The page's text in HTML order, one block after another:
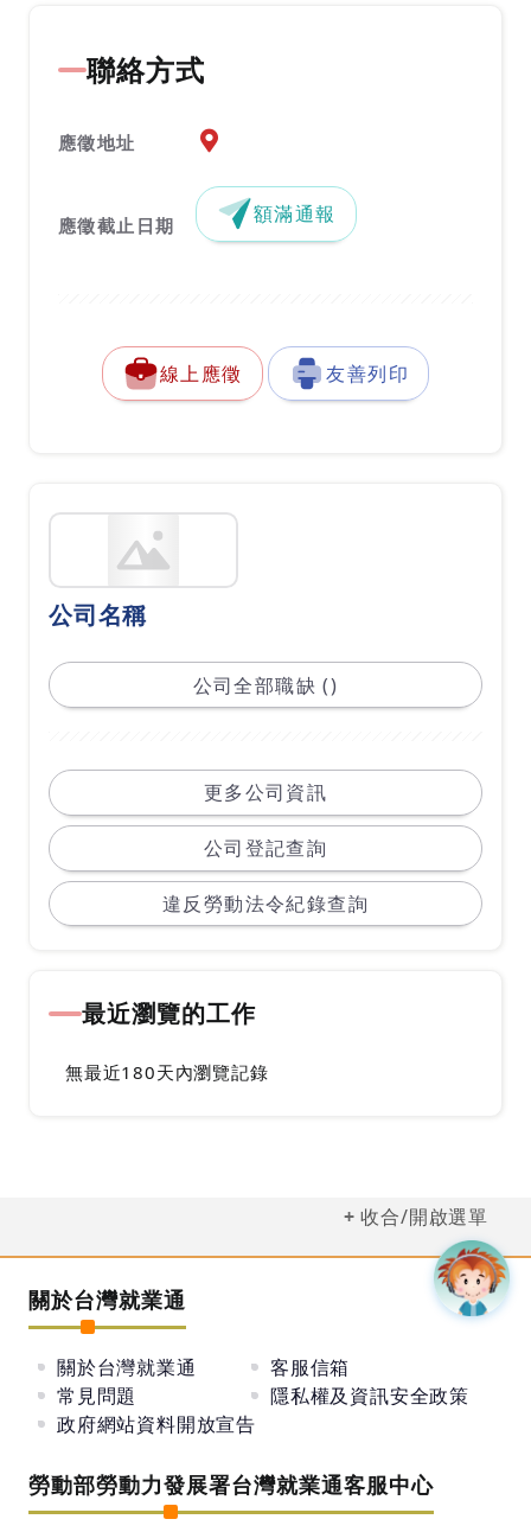
聯絡方式
應徵地址 應徵地址地圖『另開新視窗』
應徵截止日期 額滿通報
線上應徵 友善列印
公司名稱
公司全部職缺 ()
更多公司資訊
公司登記查詢
違反勞動法令紀錄查詢
最近瀏覽的工作
無最近180天內瀏覽記錄
收合/開啟選單
關於台灣就業通
關於台灣就業通
客服信箱
常見問題
隱私權及資訊安全政策
政府網站資料開放宣告
勞動部勞動力發展署台灣就業通客服中心